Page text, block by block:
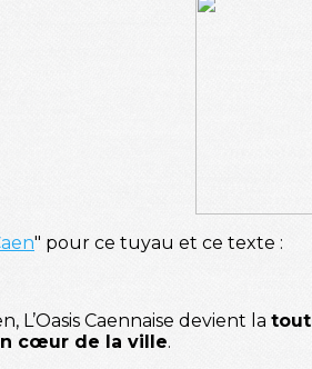
" pour ce tuyau et ce texte :
L’Oasis Caennaise devient la
cœur de la ville.